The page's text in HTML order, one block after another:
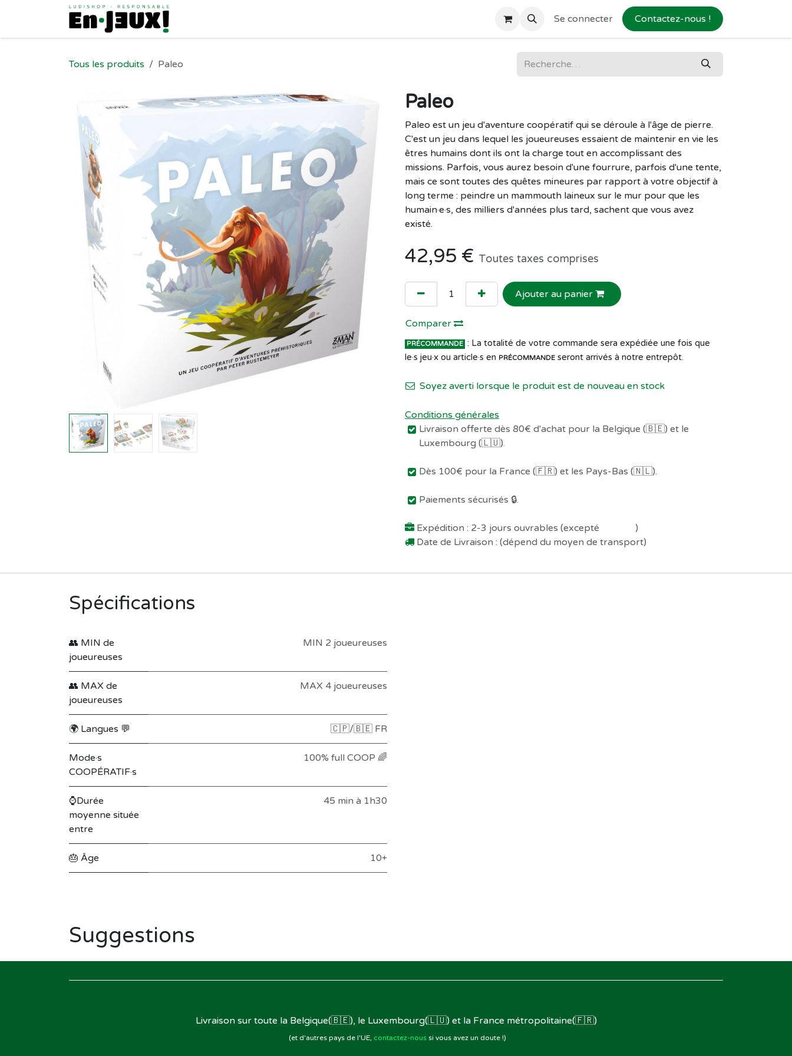
Se rendre au contenu
Se connecter Contactez-nous !
Tous les produits Paleo
Paleo
Paleo est un jeu d'aventure coopératif qui se déroule à l'âge de pierre.
C'est un jeu dans lequel les joueureuses essaient de maintenir en vie les
êtres humains dont ils ont la charge tout en accomplissant des
missions. Parfois, vous aurez besoin d'une fourrure, parfois d'une tente,
mais ce sont toutes des quêtes mineures par rapport à votre objectif à
long terme : peindre un mammouth laineux sur le mur pour que les
humain·e·s, des milliers d'années plus tard, sachent que vous avez
existé.
42,95 € Toutes taxes comprises
Ajouter au panier
Comparer
PRÉCOMMANDE : La totalité de votre commande sera expédiée une fois que
le·s jeu·x ou article·s en PRÉCOMMANDE seront arrivés à notre entrepôt.
Soyez averti lorsque le produit est de nouveau en stock
Conditions générales
Livraison offerte dès 80€ d'achat pour la Belgique (🇧🇪) et le
Luxembourg (🇱🇺).
Dès 100€ pour la France (🇫🇷) et les Pays-Bas (🇳🇱).
Paiements sécurisés 🔒.
Expédition : 2-3 jours ouvrables (excepté
)
Date de Livraison : (dépend du moyen de transport)
Spécifications
👥 MIN de
joueureuses
MIN 2 joueureuses
👥 MAX de
joueureuses
MAX 4 joueureuses
🌍 Langues 💬 🇨🇵/🇧🇪 FR
Mode·s
COOPÉRATIF·s
100% full COOP 🌈
⌚Durée
moyenne située
entre
45 min à 1h30
🎂 Âge 10+
Suggestions
Livraison sur toute la Belgique(🇧🇪), le Luxembourg(🇱🇺) et la France métropolitaine(🇫🇷)
(et d'autres pays de l'UE, contactez-noussi vous avez un doute !)